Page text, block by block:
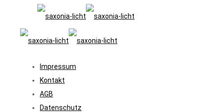
Impressum
Kontakt
AGB
Datenschutz